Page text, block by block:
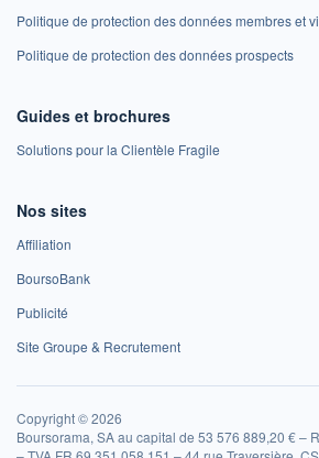
Politique de protection des données membres et
Politique de protection des données prospects
Guides et brochures
Solutions pour la Clientèle Fragile
Nos sites
Affiliation
BoursoBank
Publicité
Site Groupe & Recrutement
Copyright © 2026
Boursorama, SA au capital de 53 576 889,20 € –